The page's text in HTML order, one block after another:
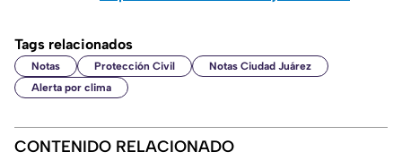
Tags relacionados
Notas Protección Civil
Notas Ciudad Juárez
Alerta por clima
CONTENIDO RELACIONADO